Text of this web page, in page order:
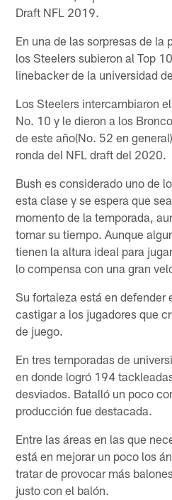
Draft NFL 2019.
En una de las sorpresas de la
los Steelers subieron al Top
linebacker de la universidad
Los Steelers intercambiaron
No. 10 y le dieron a los
de este año(No. 52 en
ronda del NFL draft del 2020.
Bush es considerado uno de
esta clase y se espera que
momento de la temporada,
tomar su tiempo. Aunque
tienen la altura ideal para
lo compensa con una gran
Su fortaleza está en defender
castigar a los jugadores que
de juego.
En tres temporadas de
en donde logró 194
desviados. Batalló un poco
producción fue destacada.
Entre las áreas en las que
está en mejorar un poco los
tratar de provocar más
justo con el balón.